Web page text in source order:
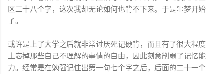
区二十八个字，这次我却无论如何也背不下来。于是噩梦开始
了。
或许是上了大学之后就非常讨厌死记硬背，而且有了很大程度
上忘掉那些自己不理解的事情的自由，因此刻意削弱了记忆能
力。经常是在勉强记住出第一句七个字之后，后面的二十一个